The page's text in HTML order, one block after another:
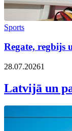
Sports
Regate, regbijs
28.07.20261
Latvijā un